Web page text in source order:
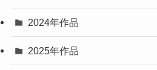
2024年作品
2025年作品